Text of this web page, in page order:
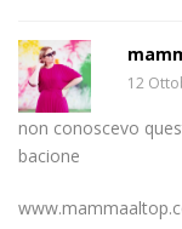
12
non conoscevo
bacione